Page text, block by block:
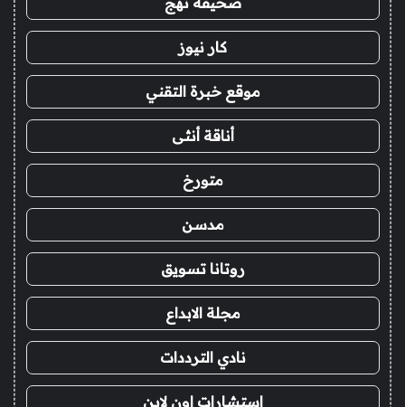
كار نيوز
موقع خبرة التقني
أناقة أنثى
متورخ
مدسن
روتانا تسويق
مجلة الابداع
نادي الترددات
استشارات اون لاين